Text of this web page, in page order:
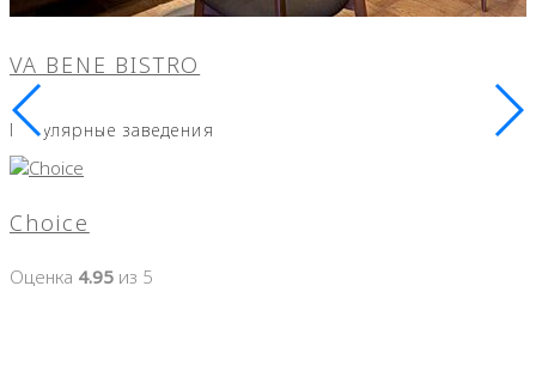
VA BENE BISTRO
Популярные заведения
Choice
Оценка 4.95 из 5